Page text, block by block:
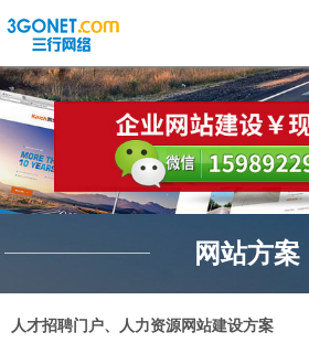
网站方案
人才招聘门户、人力资源网站建设方案